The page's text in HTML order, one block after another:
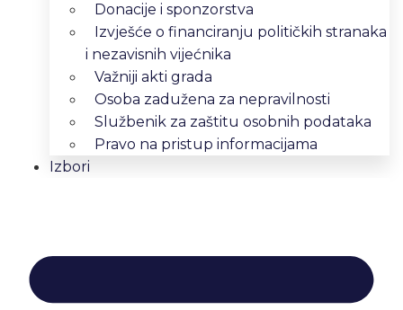
Donacije i sponzorstva
Izvješće o financiranju političkih stranaka
i nezavisnih vijećnika
Važniji akti grada
Osoba zadužena za nepravilnosti
Službenik za zaštitu osobnih podataka
Pravo na pristup informacijama
Izbori